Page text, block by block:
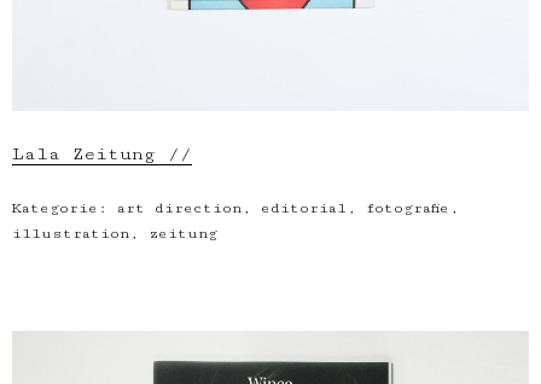
Lala Zeitung //
Kategorie: art direction , editorial , fotografie ,
illustration , zeitung